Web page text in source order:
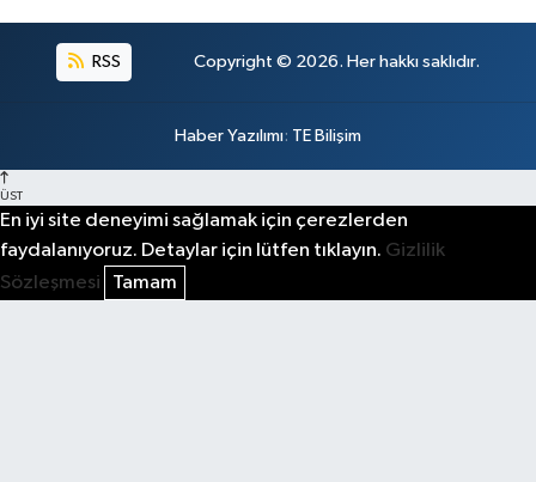
RSS Copyright © 2026. Her hakkı saklıdır.
Haber Yazılımı: TE Bilişim
ÜST
En iyi site deneyimi sağlamak için çerezlerden
faydalanıyoruz. Detaylar için lütfen tıklayın. Gizlilik
Sözleşmesi
Tamam